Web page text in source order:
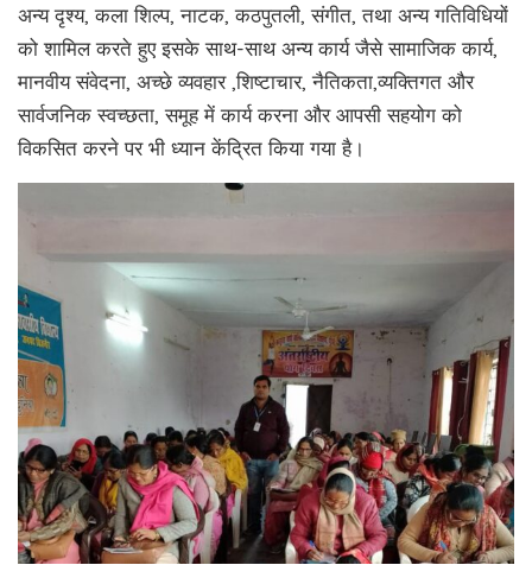
अन्य दृश्य, कला शिल्प, नाटक, कठपुतली, संगीत, तथा अन्य गतिविधियों
को शामिल करते हुए इसके साथ-साथ अन्य कार्य जैसे सामाजिक कार्य,
मानवीय संवेदना, अच्छे व्यवहार ,शिष्टाचार, नैतिकता,व्यक्तिगत और
सार्वजनिक स्वच्छता, समूह में कार्य करना और आपसी सहयोग को
विकसित करने पर भी ध्यान केंद्रित किया गया है।